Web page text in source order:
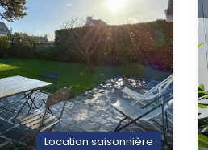
Location saisonnière